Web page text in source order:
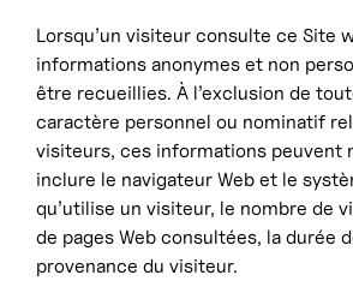
Lorsqu’un visiteur consulte ce Site
informations anonymes et non
être recueillies. À l’exclusion de
caractère personnel ou nominatif
visiteurs, ces informations peuvent
inclure le navigateur Web et le
qu’utilise un visiteur, le nombre de
de pages Web consultées, la durée
provenance du visiteur.